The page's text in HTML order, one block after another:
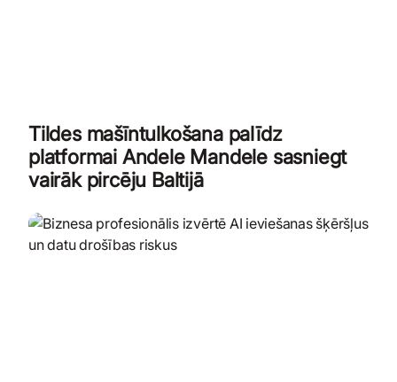
Tildes mašīntulkošana palīdz
platformai Andele Mandele sasniegt
vairāk pircēju Baltijā